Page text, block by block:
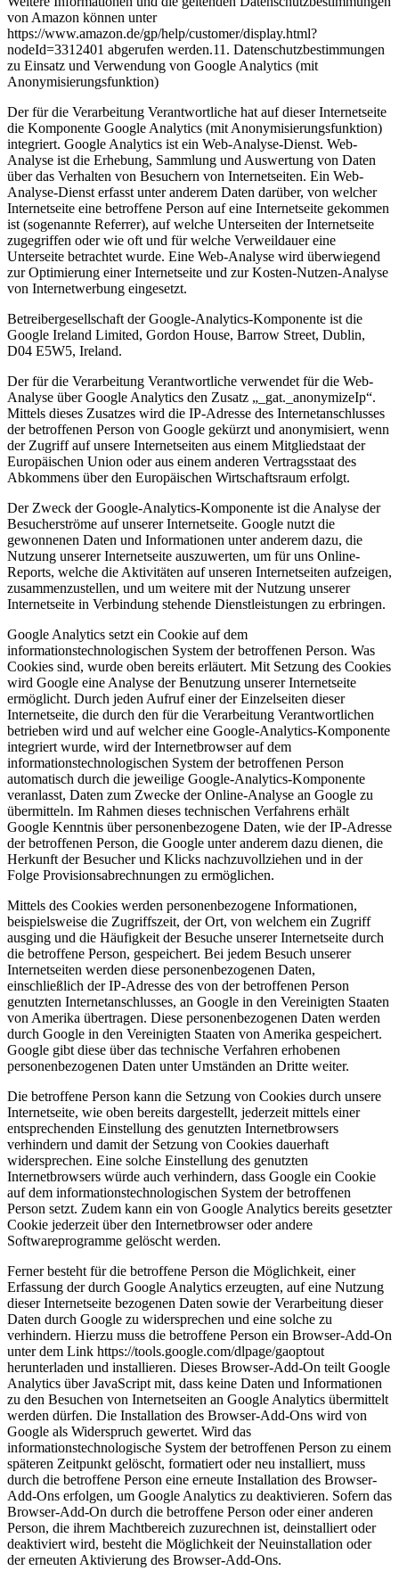
von Amazon können unter
https://www.amazon.de/gp/help/customer/display.html?
nodeId=3312401 abgerufen werden.11. Datenschutzbestimmungen
zu Einsatz und Verwendung von Google Analytics (mit
Anonymisierungsfunktion)
Der für die Verarbeitung Verantwortliche hat auf dieser Internetseite
die Komponente Google Analytics (mit Anonymisierungsfunktion)
integriert. Google Analytics ist ein Web-Analyse-Dienst. Web-
Analyse ist die Erhebung, Sammlung und Auswertung von Daten
über das Verhalten von Besuchern von Internetseiten. Ein Web-
Analyse-Dienst erfasst unter anderem Daten darüber, von welcher
Internetseite eine betroffene Person auf eine Internetseite gekommen
ist (sogenannte Referrer), auf welche Unterseiten der Internetseite
zugegriffen oder wie oft und für welche Verweildauer eine
Unterseite betrachtet wurde. Eine Web-Analyse wird überwiegend
zur Optimierung einer Internetseite und zur Kosten-Nutzen-Analyse
von Internetwerbung eingesetzt.
Betreibergesellschaft der Google-Analytics-Komponente ist die
Google Ireland Limited, Gordon House, Barrow Street, Dublin,
D04 E5W5, Ireland.
Der für die Verarbeitung Verantwortliche verwendet für die Web-
Analyse über Google Analytics den Zusatz „_gat._anonymizeIp“.
Mittels dieses Zusatzes wird die IP-Adresse des Internetanschlusses
der betroffenen Person von Google gekürzt und anonymisiert, wenn
der Zugriff auf unsere Internetseiten aus einem Mitgliedstaat der
Europäischen Union oder aus einem anderen Vertragsstaat des
Abkommens über den Europäischen Wirtschaftsraum erfolgt.
Der Zweck der Google-Analytics-Komponente ist die Analyse der
Besucherströme auf unserer Internetseite. Google nutzt die
gewonnenen Daten und Informationen unter anderem dazu, die
Nutzung unserer Internetseite auszuwerten, um für uns Online-
Reports, welche die Aktivitäten auf unseren Internetseiten aufzeigen,
zusammenzustellen, und um weitere mit der Nutzung unserer
Internetseite in Verbindung stehende Dienstleistungen zu erbringen.
Google Analytics setzt ein Cookie auf dem
informationstechnologischen System der betroffenen Person. Was
Cookies sind, wurde oben bereits erläutert. Mit Setzung des Cookies
wird Google eine Analyse der Benutzung unserer Internetseite
ermöglicht. Durch jeden Aufruf einer der Einzelseiten dieser
Internetseite, die durch den für die Verarbeitung Verantwortlichen
betrieben wird und auf welcher eine Google-Analytics-Komponente
integriert wurde, wird der Internetbrowser auf dem
informationstechnologischen System der betroffenen Person
automatisch durch die jeweilige Google-Analytics-Komponente
veranlasst, Daten zum Zwecke der Online-Analyse an Google zu
übermitteln. Im Rahmen dieses technischen Verfahrens erhält
Google Kenntnis über personenbezogene Daten, wie der IP-Adresse
der betroffenen Person, die Google unter anderem dazu dienen, die
Herkunft der Besucher und Klicks nachzuvollziehen und in der
Folge Provisionsabrechnungen zu ermöglichen.
Mittels des Cookies werden personenbezogene Informationen,
beispielsweise die Zugriffszeit, der Ort, von welchem ein Zugriff
ausging und die Häufigkeit der Besuche unserer Internetseite durch
die betroffene Person, gespeichert. Bei jedem Besuch unserer
Internetseiten werden diese personenbezogenen Daten,
einschließlich der IP-Adresse des von der betroffenen Person
genutzten Internetanschlusses, an Google in den Vereinigten Staaten
von Amerika übertragen. Diese personenbezogenen Daten werden
durch Google in den Vereinigten Staaten von Amerika gespeichert.
Google gibt diese über das technische Verfahren erhobenen
personenbezogenen Daten unter Umständen an Dritte weiter.
Die betroffene Person kann die Setzung von Cookies durch unsere
Internetseite, wie oben bereits dargestellt, jederzeit mittels einer
entsprechenden Einstellung des genutzten Internetbrowsers
verhindern und damit der Setzung von Cookies dauerhaft
widersprechen. Eine solche Einstellung des genutzten
Internetbrowsers würde auch verhindern, dass Google ein Cookie
auf dem informationstechnologischen System der betroffenen
Person setzt. Zudem kann ein von Google Analytics bereits gesetzter
Cookie jederzeit über den Internetbrowser oder andere
Softwareprogramme gelöscht werden.
Ferner besteht für die betroffene Person die Möglichkeit, einer
Erfassung der durch Google Analytics erzeugten, auf eine Nutzung
dieser Internetseite bezogenen Daten sowie der Verarbeitung dieser
Daten durch Google zu widersprechen und eine solche zu
verhindern. Hierzu muss die betroffene Person ein Browser-Add-On
unter dem Link https://tools.google.com/dlpage/gaoptout
herunterladen und installieren. Dieses Browser-Add-On teilt Google
Analytics über JavaScript mit, dass keine Daten und Informationen
zu den Besuchen von Internetseiten an Google Analytics übermittelt
werden dürfen. Die Installation des Browser-Add-Ons wird von
Google als Widerspruch gewertet. Wird das
informationstechnologische System der betroffenen Person zu einem
späteren Zeitpunkt gelöscht, formatiert oder neu installiert, muss
durch die betroffene Person eine erneute Installation des Browser-
Add-Ons erfolgen, um Google Analytics zu deaktivieren. Sofern das
Browser-Add-On durch die betroffene Person oder einer anderen
Person, die ihrem Machtbereich zuzurechnen ist, deinstalliert oder
deaktiviert wird, besteht die Möglichkeit der Neuinstallation oder
der erneuten Aktivierung des Browser-Add-Ons.